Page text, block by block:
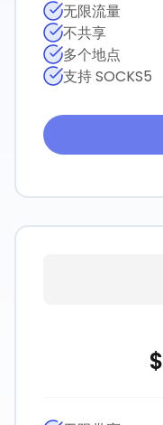
无限流量
不共享
多个地点
支持 SOCKS5
$